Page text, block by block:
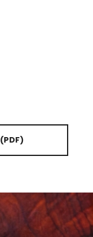
(PDF)